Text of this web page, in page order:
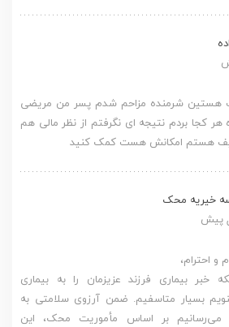
هستین شرمنده مزاحم شدم پسر من مریضی
هر کجا بردم نتیجه ای نگرفتم از نظر مالی هم
هستم امکانش هست کمک کنید
خیریه محک
و احترام،
خبر بیماری فرزند عزیزمان را به بیماری
بسیار متاسفیم. ضمن آرزوی سلامتی به
می‌رسانیم بر اساس مأموریت محک، این